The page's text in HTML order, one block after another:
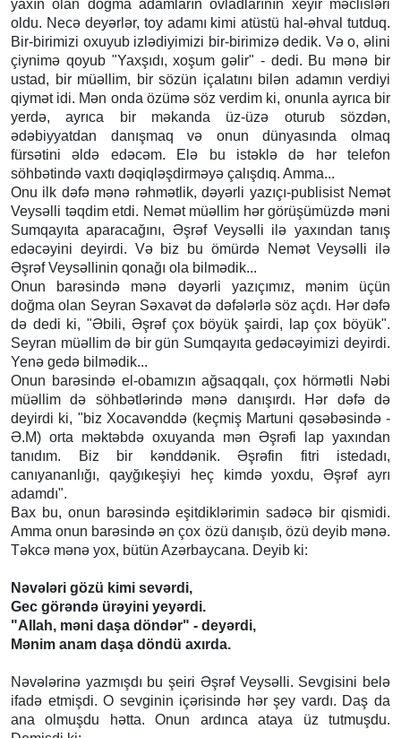
yaxın olan doğma adamların övladlarının xeyir məclisləri
oldu. Necə deyərlər, toy adamı kimi atüstü hal-əhval tutduq.
Bir-birimizi oxuyub izlədiyimizi bir-birimizə dedik. Və o, əlini
çiynimə qoyub "Yaxşıdı, xoşum gəlir" - dedi. Bu mənə bir
ustad, bir müəllim, bir sözün içalatını bilən adamın verdiyi
qiymət idi. Mən onda özümə söz verdim ki, onunla ayrıca bir
yerdə, ayrıca bir məkanda üz-üzə oturub sözdən,
ədəbiyyatdan danışmaq və onun dünyasında olmaq
fürsətini əldə edəcəm. Elə bu istəklə də hər telefon
söhbətində vaxtı dəqiqləşdirməyə çalışdıq. Amma...
Onu ilk dəfə mənə rəhmətlik, dəyərli yazıçı-publisist Nemət
Veysəlli təqdim etdi. Nemət müəllim hər görüşümüzdə məni
Sumqayıta aparacağını, Əşrəf Veysəlli ilə yaxından tanış
edəcəyini deyirdi. Və biz bu ömürdə Nemət Veysəlli ilə
Əşrəf Veysəllinin qonağı ola bilmədik...
Onun barəsində mənə dəyərli yazıçımız, mənim üçün
doğma olan Seyran Səxavət də dəfələrlə söz açdı. Hər dəfə
də dedi ki, "Əbili, Əşrəf çox böyük şairdi, lap çox böyük".
Seyran müəllim də bir gün Sumqayıta gedəcəyimizi deyirdi.
Yenə gedə bilmədik...
Onun barəsində el-obamızın ağsaqqalı, çox hörmətli Nəbi
müəllim də söhbətlərində mənə danışırdı. Hər dəfə də
deyirdi ki, "biz Xocavənddə (keçmiş Martuni qəsəbəsində -
Ə.M) orta məktəbdə oxuyanda mən Əşrəfi lap yaxından
tanıdım. Biz bir kənddənik. Əşrəfin fitri istedadı,
canıyananlığı, qayğıkeşiyi heç kimdə yoxdu, Əşrəf ayrı
adamdı".
Bax bu, onun barəsində eşitdiklərimin sadəcə bir qismidi.
Amma onun barəsində ən çox özü danışıb, özü deyib mənə.
Təkcə mənə yox, bütün Azərbaycana. Deyib ki:
Nəvələri gözü kimi sevərdi,
Gec görəndə ürəyini yeyərdi.
"Allah, məni daşa döndər" - deyərdi,
Mənim anam daşa döndü axırda.
Nəvələrinə yazmışdı bu şeiri Əşrəf Veysəlli. Sevgisini belə
ifadə etmişdi. O sevginin içərisində hər şey vardı. Daş da
ana olmuşdu hətta. Onun ardınca ataya üz tutmuşdu.